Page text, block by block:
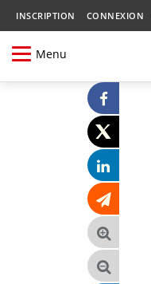
INSCRIPTION CONNEXION
Menu